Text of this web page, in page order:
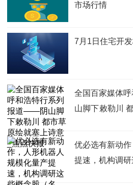
市场行情
7月1日住宅开
全国百家媒体
山脚下敕勒川
优必选有新动
提速，机构调研